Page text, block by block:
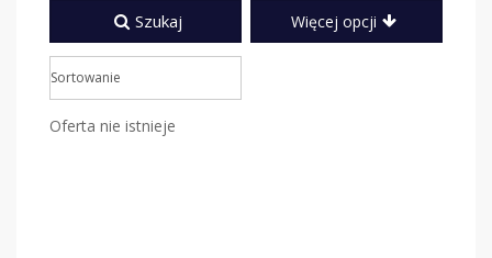
Szukaj Więcej opcji
Oferta nie istnieje